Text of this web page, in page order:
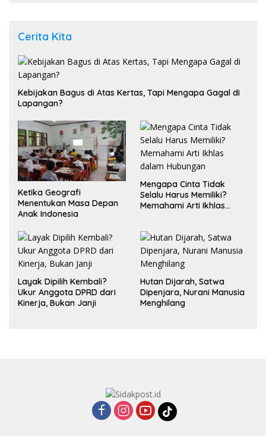
Cerita Kita
Kebijakan Bagus di Atas Kertas, Tapi Mengapa Gagal di
Lapangan?
Ketika Geografi
Menentukan Masa Depan
Anak Indonesia
Mengapa Cinta Tidak
Selalu Harus Memiliki?
Memahami Arti Ikhlas
Layak Dipilih Kembali?
Ukur Anggota DPRD dari
Kinerja, Bukan Janji
Hutan Dijarah, Satwa
Dipenjara, Nurani Manusia
Menghilang